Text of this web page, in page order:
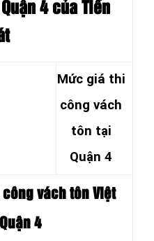
4 của Tiến
Mức giá thi
công vách
tôn tại
Quận 4
vách tônViệt
4